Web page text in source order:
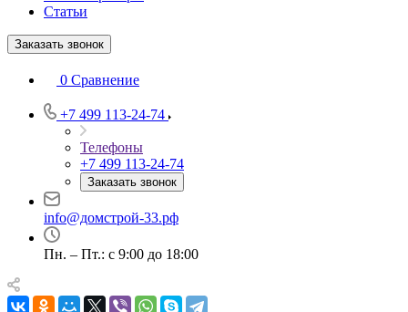
Статьи
Заказать звонок
0 Сравнение
+7 499 113-24-74
Телефоны
+7 499 113-24-74
Заказать звонок
info@домстрой-33.рф
Пн. – Пт.: с 9:00 до 18:00